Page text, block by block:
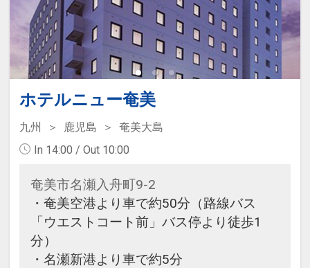
ホテルニュー奄美
九州 鹿児島
奄美大島
In 14:00 / Out 10:00
奄美市名瀬入舟町9-2
・奄美空港より車で約50分（路線バス
「ウエストコート前」バス停より徒歩1
分）
・名瀬新港より車で約5分